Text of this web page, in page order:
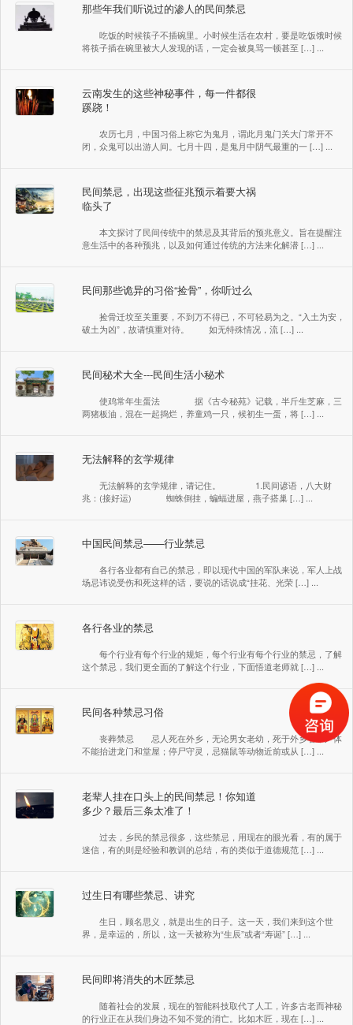
那些年我们听说过的渗人的民间禁忌
吃饭的时候筷子不插碗里。小时候生活在农村，要是吃饭饿时候
将筷子插在碗里被大人发现的话，一定会被臭骂一顿甚至 […] ...
云南发生的这些神秘事件，每一件都很
蹊跷！
农历七月，中国习俗上称它为鬼月，谓此月鬼门关大门常开不
闭，众鬼可以出游人间。七月十四，是鬼月中阴气最重的一 […] ...
民间禁忌，出现这些征兆预示着要大祸
临头了
本文探讨了民间传统中的禁忌及其背后的预兆意义。旨在提醒注
意生活中的各种预兆，以及如何通过传统的方法来化解潜 […] ...
民间那些诡异的习俗“捡骨”，你听过么
捡骨迁坟至关重要，不到万不得已，不可轻易为之。“入土为安，
破土为凶”，故请慎重对待。 如无特殊情况，流 […] ...
民间秘术大全---民间生活小秘术
使鸡常年生蛋法 据《古今秘苑》记载，半斤生芝麻，三
两猪板油，混在一起捣烂，养童鸡一只，候初生一蛋，将 […] ...
无法解释的玄学规律
无法解释的玄学规律，请记住。 1.民间谚语，八大财
兆：(接好运) 蜘蛛倒挂，蝙蝠进屋，燕子搭巢 […] ...
中国民间禁忌——行业禁忌
各行各业都有自己的禁忌，即以现代中国的军队来说，军人上战
场忌讳说受伤和死这样的话，要说的话说成“挂花、光荣 […] ...
各行各业的禁忌
每个行业有每个行业的规矩，每个行业有每个行业的禁忌，了解
这个禁忌，我们更全面的了解这个行业，下面悟道老师就 […] ...
民间各种禁忌习俗
丧葬禁忌 忌人死在外乡，无论男女老幼，死于外乡者，尸体
不能抬进龙门和堂屋；停尸守灵，忌猫鼠等动物近前或从 […] ...
老辈人挂在口头上的民间禁忌！你知道
多少？最后三条太准了！
过去，乡民的禁忌很多，这些禁忌，用现在的眼光看，有的属于
迷信，有的则是经验和教训的总结，有的类似于道德规范 […] ...
过生日有哪些禁忌、讲究
生日，顾名思义，就是出生的日子。这一天，我们来到这个世
界，是幸运的，所以，这一天被称为“生辰”或者“寿诞” […] ...
民间即将消失的木匠禁忌
随着社会的发展，现在的智能科技取代了人工，许多古老而神秘
的行业正在从我们身边不知不觉的消亡。比如木匠，现在 […] ...